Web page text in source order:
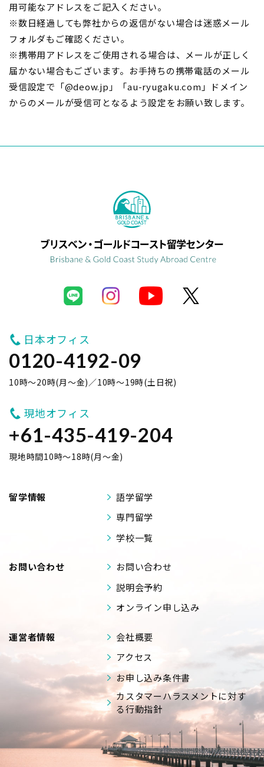
用可能なアドレスをご記入ください。
※数日経過しても弊社からの返信がない場合は迷惑メール
フォルダもご確認ください。
※携帯用アドレスをご使用される場合は、メールが正しく
届かない場合もございます。お手持ちの携帯電話のメール
受信設定で「@deow.jp」「au-ryugaku.com」ドメイン
からのメールが受信可となるよう設定をお願い致します。
日本オフィス
0120-4192-09
10時～20時(月～金)／10時～19時(土日祝)
現地オフィス
+61-435-419-204
現地時間10時～18時(月～金)
留学情報
語学留学
専門留学
学校一覧
お問い合わせ
お問い合わせ
説明会予約
オンライン申し込み
運営者情報
会社概要
アクセス
お申し込み条件書
カスタマーハラスメントに対す
る行動指針